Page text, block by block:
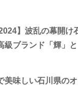
】波乱の幕開け
級ブランド「輝」
美味しい石川県の